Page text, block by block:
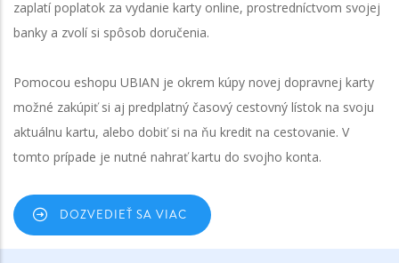
zaplatí poplatok za vydanie karty online, prostredníctvom svojej
banky a zvolí si spôsob doručenia.
Pomocou eshopu UBIAN je okrem kúpy novej dopravnej karty
možné zakúpiť si aj predplatný časový cestovný lístok na svoju
aktuálnu kartu, alebo dobiť si na ňu kredit na cestovanie. V
tomto prípade je nutné nahrať kartu do svojho konta.
DOZVEDIEŤ SA VIAC